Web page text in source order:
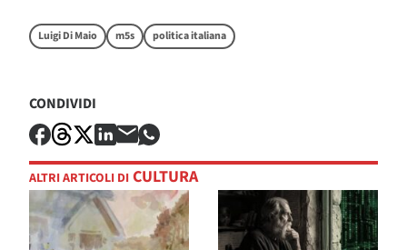
Luigi Di Maio m5s politica italiana
CONDIVIDI
ALTRI ARTICOLI DI CULTURA